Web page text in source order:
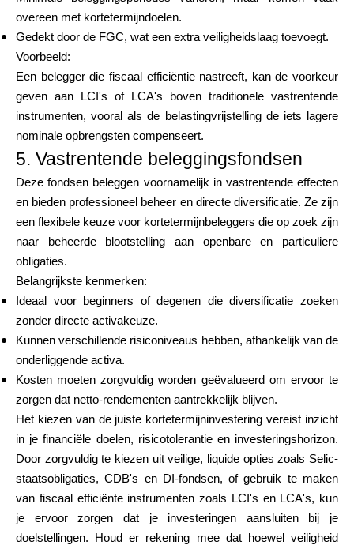
overeen met kortetermijndoelen.
Gedekt door de FGC, wat een extra veiligheidslaag toevoegt.
Voorbeeld:
Een belegger die fiscaal efficiëntie nastreeft, kan de voorkeur
geven aan LCI's of LCA's boven traditionele vastrentende
instrumenten, vooral als de belastingvrijstelling de iets lagere
nominale opbrengsten compenseert.
5. Vastrentende beleggingsfondsen
Deze fondsen beleggen voornamelijk in vastrentende effecten
en bieden professioneel beheer en directe diversificatie. Ze zijn
een flexibele keuze voor kortetermijnbeleggers die op zoek zijn
naar beheerde blootstelling aan openbare en particuliere
obligaties.
Belangrijkste kenmerken:
Ideaal voor beginners of degenen die diversificatie zoeken
zonder directe activakeuze.
Kunnen verschillende risiconiveaus hebben, afhankelijk van de
onderliggende activa.
Kosten moeten zorgvuldig worden geëvalueerd om ervoor te
zorgen dat netto-rendementen aantrekkelijk blijven.
Het kiezen van de juiste kortetermijninvestering vereist inzicht
in je financiële doelen, risicotolerantie en investeringshorizon.
Door zorgvuldig te kiezen uit veilige, liquide opties zoals Selic-
staatsobligaties, CDB's en DI-fondsen, of gebruik te maken
van fiscaal efficiënte instrumenten zoals LCI's en LCA's, kun
je ervoor zorgen dat je investeringen aansluiten bij je
doelstellingen. Houd er rekening mee dat hoewel veiligheid